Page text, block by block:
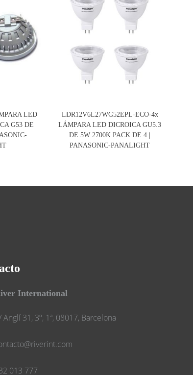
LED
G53 DE
LDR12V6L27WG52EPL-ECO-4x
LÁMPARA LED DICROICA GU5.3
DE 5W 2700K PACK DE 4 |
PANASONIC-PANALIGHT
International
Anglí 31, 3º, 1ª, 08017, Barcelona
013 777